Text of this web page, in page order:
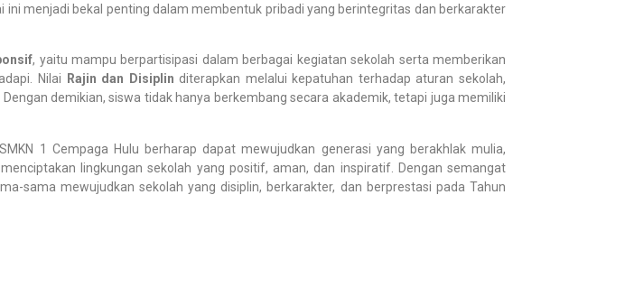
menjadi bekal penting dalam membentuk pribadi yang berintegritas dan berkarakter
, yaitu mampu berpartisipasi dalam berbagai kegiatan sekolah serta memberikan
Nilai
Rajin dan Disiplin diterapkan melalui kepatuhan terhadap aturan sekolah,
demikian, siswa tidak hanya berkembang secara akademik, tetapi juga memiliki
1 Cempaga Hulu berharap dapat mewujudkan generasi yang berakhlak mulia,
lingkungan sekolah yang positif, aman, dan inspiratif. Dengan semangat
sama mewujudkan sekolah yang disiplin, berkarakter, dan berprestasi pada Tahun